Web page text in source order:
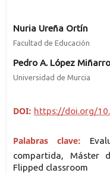
Nuria Ureña Ortín
Facultad de Educación
Pedro A. López Miñarro
Universidad de Murcia
DOI: https://doi.org/
Palabras clave:
compartida, Máster
Flipped classroom